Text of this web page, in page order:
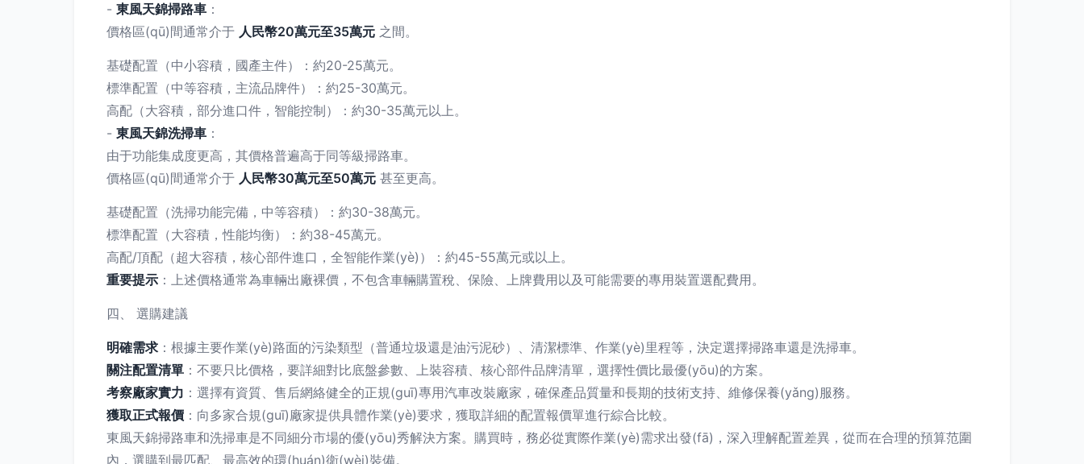
- 東風天錦掃路車 ：
價格區(qū)間通常介于 人民幣20萬元至35萬元 之間。
基礎配置（中小容積，國產主件）：約20-25萬元。
標準配置（中等容積，主流品牌件）：約25-30萬元。
高配（大容積，部分進口件，智能控制）：約30-35萬元以上。
- 東風天錦洗掃車 ：
由于功能集成度更高，其價格普遍高于同等級掃路車。
價格區(qū)間通常介于 人民幣30萬元至50萬元 甚至更高。
基礎配置（洗掃功能完備，中等容積）：約30-38萬元。
標準配置（大容積，性能均衡）：約38-45萬元。
高配/頂配（超大容積，核心部件進口，全智能作業(yè)）：約45-55萬元或以上。
重要提示 ：上述價格通常為車輛出廠裸價，不包含車輛購置稅、保險、上牌費用以及可能需要的專用裝置選配費用。
四、 選購建議
明確需求 ：根據主要作業(yè)路面的污染類型（普通垃圾還是油污泥砂）、清潔標準、作業(yè)里程等，決定選擇掃路車還是洗掃車。
關注配置清單 ：不要只比價格，要詳細對比底盤參數、上裝容積、核心部件品牌清單，選擇性價比最優(yōu)的方案。
考察廠家實力 ：選擇有資質、售后網絡健全的正規(guī)專用汽車改裝廠家，確保產品質量和長期的技術支持、維修保養(yǎng)服務。
獲取正式報價 ：向多家合規(guī)廠家提供具體作業(yè)要求，獲取詳細的配置報價單進行綜合比較。
東風天錦掃路車和洗掃車是不同細分市場的優(yōu)秀解決方案。購買時，務必從實際作業(yè)需求出發(fā)，深入理解配置差異，從而在合理的預算范圍
內，選購到最匹配、最高效的環(huán)衛(wèi)裝備。